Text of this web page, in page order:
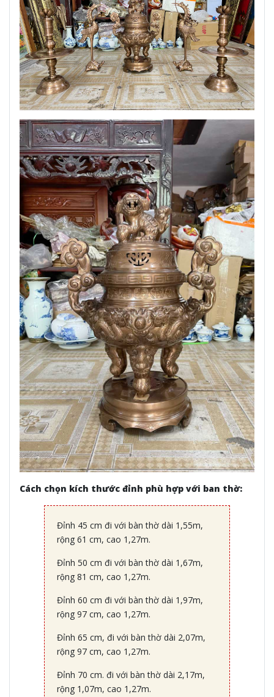
Cách chọn kích thước đỉnh phù hợp với ban thờ:
Đỉnh 45 cm đi với bàn thờ dài 1,55m,
rộng 61 cm, cao 1,27m.
Đỉnh 50 cm đi với bàn thờ dài 1,67m,
rộng 81 cm, cao 1,27m.
Đỉnh 60 cm đi với bàn thờ dài 1,97m,
rộng 97 cm, cao 1,27m.
Đỉnh 65 cm, đi với bàn thờ dài 2,07m,
rộng 97 cm, cao 1,27m.
Đỉnh 70 cm. đi với bàn thờ dài 2,17m,
rộng 1,07m, cao 1,27m.